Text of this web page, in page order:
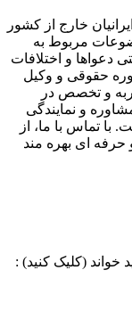
خارج از کشور
مربوط به
دعواها و اختلافات
حقوقی و وکیل
و تخصص در
و نمایندگی
تماس با ما، از
حرفه ای بهره مند
خواند (کلیک کنید) :